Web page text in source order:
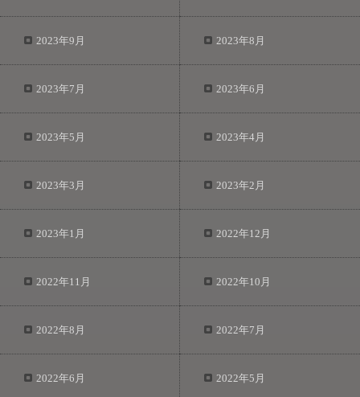
2023年9月 2023年8月
2023年7月 2023年6月
2023年5月 2023年4月
2023年3月 2023年2月
2023年1月 2022年12月
2022年11月 2022年10月
2022年8月 2022年7月
2022年6月 2022年5月